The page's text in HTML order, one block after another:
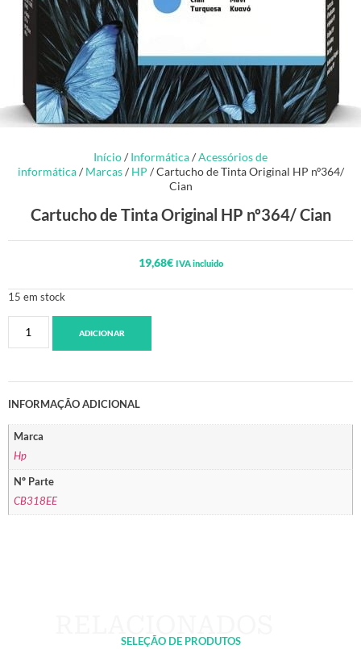
Início/ Informática/Acessórios de
informática/ Marcas/ HP / Cartucho de Tinta Original HP nº364/
Cian
Cartucho de Tinta Original HP nº364/ Cian
19,68€ IVA incluido
15 em stock
ADICIONAR
INFORMAÇÃO ADICIONAL
Marca
Hp
Nº Parte
CB318EE
SELEÇÃO DE PRODUTOS